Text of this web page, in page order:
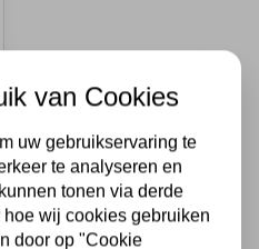
van Cookies
uw gebruikservaring te
te analyseren en
tonen via derde
wij cookies gebruiken
door op "Cookie